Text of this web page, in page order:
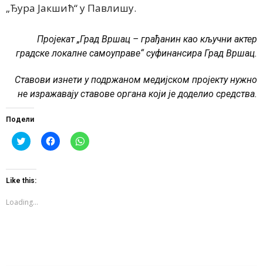
„Ђура Јакшић“ у Павлишу.
Пројекат „Град Вршац – грађанин као кључни актер
градске локалне самоуправе“ суфинансира Град Вршац.
Ставови изнети у подржаном медијском пројекту нужно
не изражавају ставове органа који је доделио средства.
Подели
Click
to
Twitter
(Opens
in
window)
Click
to
Click
to
Like this:
Loading...